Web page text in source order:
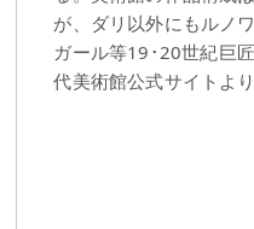
が、ダリ以外にもルノ
ガール等19･20世紀巨
代美術館公式サイトよ